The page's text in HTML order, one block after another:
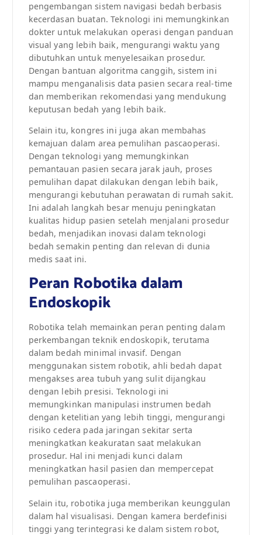
pengembangan sistem navigasi bedah berbasis
kecerdasan buatan. Teknologi ini memungkinkan
dokter untuk melakukan operasi dengan panduan
visual yang lebih baik, mengurangi waktu yang
dibutuhkan untuk menyelesaikan prosedur.
Dengan bantuan algoritma canggih, sistem ini
mampu menganalisis data pasien secara real-time
dan memberikan rekomendasi yang mendukung
keputusan bedah yang lebih baik.
Selain itu, kongres ini juga akan membahas
kemajuan dalam area pemulihan pascaoperasi.
Dengan teknologi yang memungkinkan
pemantauan pasien secara jarak jauh, proses
pemulihan dapat dilakukan dengan lebih baik,
mengurangi kebutuhan perawatan di rumah sakit.
Ini adalah langkah besar menuju peningkatan
kualitas hidup pasien setelah menjalani prosedur
bedah, menjadikan inovasi dalam teknologi
bedah semakin penting dan relevan di dunia
medis saat ini.
Peran Robotika dalam
Endoskopik
Robotika telah memainkan peran penting dalam
perkembangan teknik endoskopik, terutama
dalam bedah minimal invasif. Dengan
menggunakan sistem robotik, ahli bedah dapat
mengakses area tubuh yang sulit dijangkau
dengan lebih presisi. Teknologi ini
memungkinkan manipulasi instrumen bedah
dengan ketelitian yang lebih tinggi, mengurangi
risiko cedera pada jaringan sekitar serta
meningkatkan keakuratan saat melakukan
prosedur. Hal ini menjadi kunci dalam
meningkatkan hasil pasien dan mempercepat
pemulihan pascaoperasi.
Selain itu, robotika juga memberikan keunggulan
dalam hal visualisasi. Dengan kamera berdefinisi
tinggi yang terintegrasi ke dalam sistem robot,